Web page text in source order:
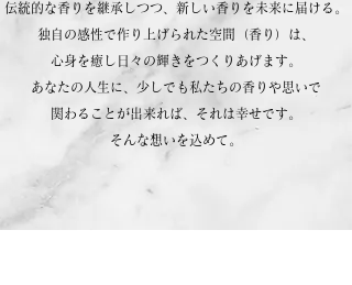
伝統的な香りを継承しつつ、新しい香りを未来に届ける。
独自の感性で作り上げられた空間（香り）は、
心身を癒し日々の輝きをつくりあげます。
あなたの人生に、少しでも私たちの香りや思いで
関わることが出来れば、それは幸せです。
そんな想いを込めて。